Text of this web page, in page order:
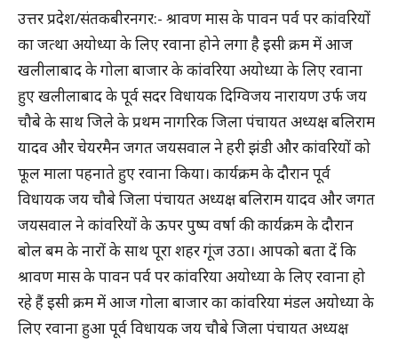
उत्तर प्रदेश/संतकबीरनगर:- श्रावण मास के पावन पर्व पर कांवरियों
का जत्था अयोध्या के लिए रवाना होने लगा है इसी क्रम में आज
खलीलाबाद के गोला बाजार के कांवरिया अयोध्या के लिए रवाना
हुए खलीलाबाद के पूर्व सदर विधायक दिग्विजय नारायण उर्फ जय
चौबे के साथ जिले के प्रथम नागरिक जिला पंचायत अध्यक्ष बलिराम
यादव और चेयरमैन जगत जयसवाल ने हरी झंडी और कांवरियों को
फूल माला पहनाते हुए रवाना किया। कार्यक्रम के दौरान पूर्व
विधायक जय चौबे जिला पंचायत अध्यक्ष बलिराम यादव और जगत
जयसवाल ने कांवरियों के ऊपर पुष्प वर्षा की कार्यक्रम के दौरान
बोल बम के नारों के साथ पूरा शहर गूंज उठा। आपको बता दें कि
श्रावण मास के पावन पर्व पर कांवरिया अयोध्या के लिए रवाना हो
रहे हैं इसी क्रम में आज गोला बाजार का कांवरिया मंडल अयोध्या के
लिए रवाना हुआ पूर्व विधायक जय चौबे जिला पंचायत अध्यक्ष